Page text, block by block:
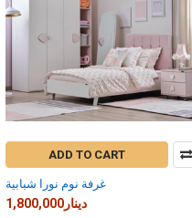
ADD TO CART
غرفة نوم نورا شبابية
1,800,000دينار